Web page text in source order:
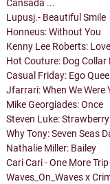
Cansada ...
Lupusj.- Beautiful Smile
Honneus: Without You
Kenny Lee Roberts:
Hot Couture: Dog Collar
Casual Friday: Ego
Jfarrari: When We Were
Mike Georgiades: Once
Steven Luke:
Why Tony: Seven Seas
Nathalie Miller: Bailey
Cari Cari - One More
Waves_On_Waves x